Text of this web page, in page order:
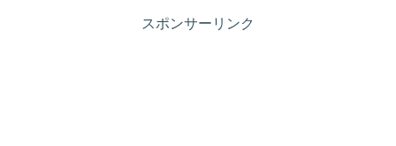
スポンサーリンク